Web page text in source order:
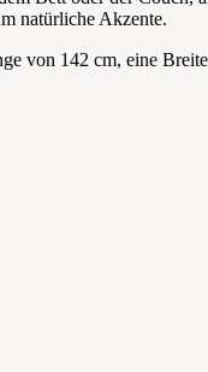
natürliche Akzente.
von 142 cm, eine